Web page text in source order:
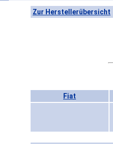
Zur Herstellerübersicht
Fiat